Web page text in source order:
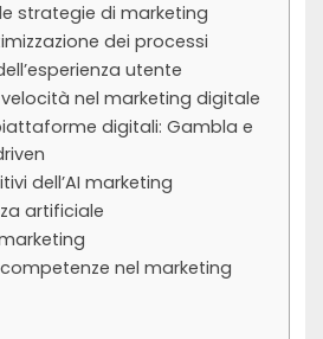
strategie di marketing
dei processi
utente
nel marketing digitale
digitali: Gambla e
dell’AI marketing
artificiale
nel marketing